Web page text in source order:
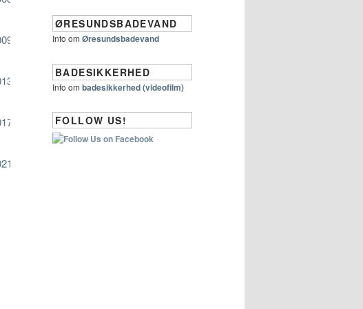
ØRESUNDSBADEVAND
Info om Øresundsbadevand
BADESIKKERHED
Info om badesikkerhed (videofilm)
FOLLOW US!